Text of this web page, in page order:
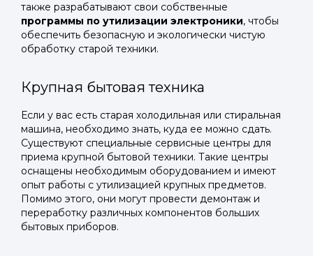
также разрабатывают свои собственные
программы по утилизации электроники, чтобы
обеспечить безопасную и экологически чистую
обработку старой техники.
Крупная бытовая техника
Если у вас есть старая холодильная или стиральная
машина, необходимо знать, куда ее можно сдать.
Существуют специальные сервисные центры для
приема крупной бытовой техники. Такие центры
оснащены необходимым оборудованием и имеют
опыт работы с утилизацией крупных предметов.
Помимо этого, они могут провести демонтаж и
переработку различных компонентов больших
бытовых приборов.